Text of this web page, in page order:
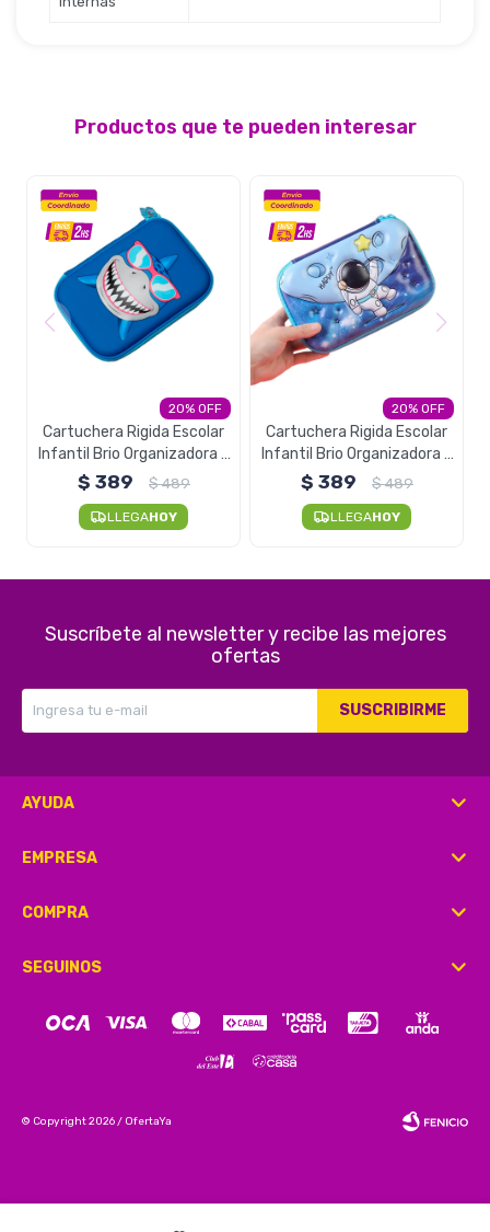
Productos que te pueden interesar
20
Cartuchera Rigida Escolar
Infantil Brio Organizadora -
Tiburon
$ 389 $489
LLEGAHOY
20
Cartuchera Rigida Escolar
Infantil Brio Organizadora -
Astronauta
$ 389 $489
LLEGAHOY
Suscríbete al newsletter y recibe las mejores
ofertas
SUSCRIBIRME
AYUDA
EMPRESA
COMPRA
SEGUINOS
© Copyright 2026 / OfertaYa